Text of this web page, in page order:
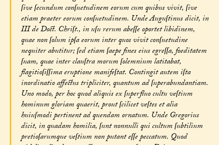
ſive ſecundum conſuetudinem eorum cum quibus vivit, ſive
etiam praeter eorum conſuetudinem. Unde Auguſtinus dicit, in
III de Doct. Chriſt., in uſu rerum abeſſe oportet libidinem,
quae non ſolum ipſa eorum inter quos vivit conſuetudine
nequiter abutitur; ſed etiam ſaepe fines eius egreſſa, foeditatem
ſuam, quae inter clauſtra morum ſolemnium latitabat,
flagitioſiſſima eruptione manifeſtat. Contingit autem iſta
inordinatio affectus tripliciter, quantum ad ſuperabundantiam.
Uno modo, per hoc quod aliquis ex ſuperfluo cultu veſtium
hominum gloriam quaerit, prout ſcilicet veſtes et alia
huiuſmodi pertinent ad quendam ornatum. Unde Gregorius
dicit, in quadam homilia, ſunt nonnulli qui cultum ſubtilium
pretioſarumque veſtium non putant eſſe peccatum. Quod